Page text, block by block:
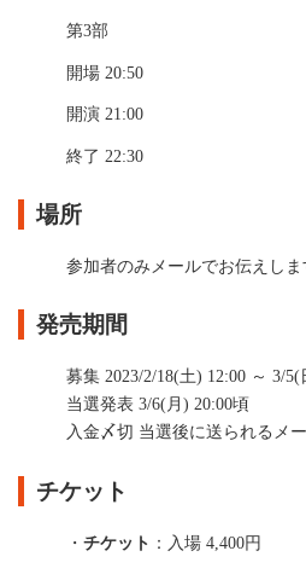
第3部
開場 20:50
開演 21:00
終了 22:30
場所
参加者のみメールでお伝えしま
発売期間
募集 2023/2/18(土) 12:00 ～ 3/5(
当選発表 3/6(月) 20:00頃
入金〆切 当選後に送られるメ
チケット
・ チケット ：入場 4,400円